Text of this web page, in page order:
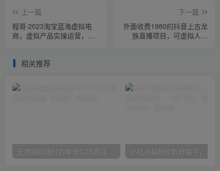
上一篇
程哥·2023淘宝蓝海虚拟电
商，虚拟产品实操运营，蓝
下一篇
外面收费1980的抖音上古龙
族直播项目，可虚拟人直
相关推荐